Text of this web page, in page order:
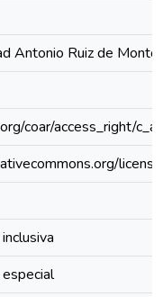
Antonio Ruiz de
coar/access_right/
especial